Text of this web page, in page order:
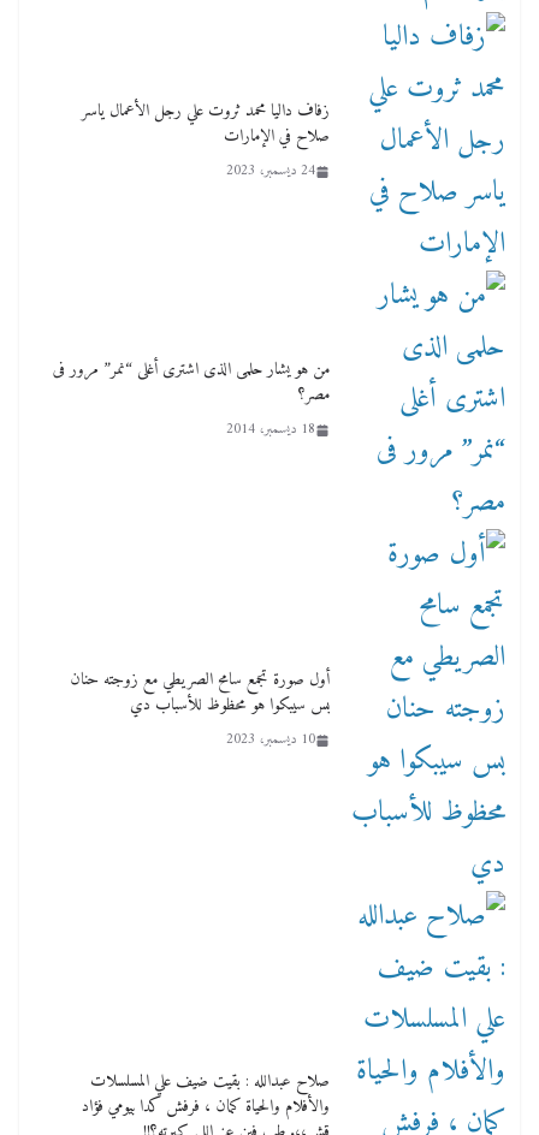
زفاف داليا محمد ثروت علي رجل الأعمال ياسر
صلاح في الإمارات
24 ديسمبر، 2023
من هو يشار حلمى الذى اشترى أغلى “نمر” مرور فى
مصر؟
18 ديسمبر، 2014
أول صورة تجمع سامح الصريطي مع زوجته حنان
بس سيبكوا هو محظوظ للأسباب دي
10 ديسمبر، 2023
صلاح عبدالله : بقيت ضيف علي المسلسلات
والأفلام والحياة كمان ، فرفش كدا بيومي فؤاد